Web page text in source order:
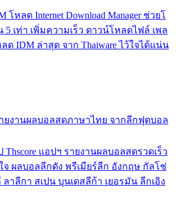
โหลด Internet Download Manager ช่วยโ
5 เท่า เพิ่มความเร็ว ดาวน์โหลดไฟล์ เพล
ด IDM ล่าสุด จาก Thaiware ไว้ใจได้แน่น
ายงานผลบอลสดภาษาไทย จากลีกฟุตบอล
แอปฯ รายงานผลบอลสดรวดเร็ว
ผลบอลลีกดัง พรีเมียร์ลีก อังกฤษ กัลโช่
ลาลีกา สเปน บุนเดสลีก้า เยอรมัน ลีกเอิง